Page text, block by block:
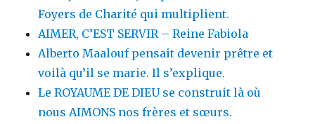
Foyers de Charité qui multiplient.
AIMER, C’EST SERVIR – Reine Fabiola
Alberto Maalouf pensait devenir prêtre et
voilà qu’il se marie. Il s’explique.
Le ROYAUME DE DIEU se construit là où
nous AIMONS nos frères et sœurs.